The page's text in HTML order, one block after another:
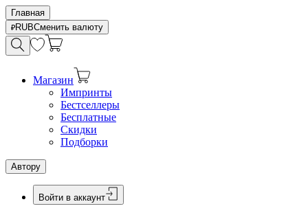
Главная
RUBСменить валюту
Магазин
Импринты
Бестселлеры
Бесплатные
Скидки
Подборки
Автору
Войти в аккаунт